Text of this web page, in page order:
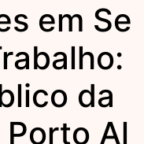
em Se
da
Al